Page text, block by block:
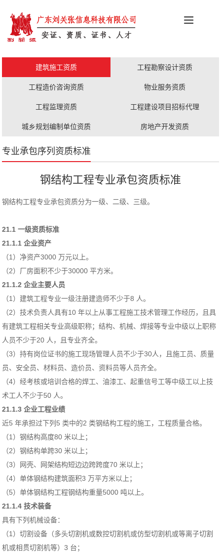
施工资质
科创政策
人才证书
建筑施工资质 工程勘察设计资质
工程造价咨询资质 物业服务资质
工程监理资质 工程建设项目招标代理
城乡规划编制单位资质 房地产开发资质
专业承包序列资质标准
钢结构工程专业承包资质标准
钢结构工程专业承包资质分为一级、二级、三级。
21.1 一级资质标准
21.1.1 企业资产
（1）净资产3000 万元以上。
（2）厂房面积不少于30000 平方米。
21.1.2 企业主要人员
（1）建筑工程专业一级注册建造师不少于8 人。
（2）技术负责人具有10 年以上从事工程施工技术管理工作经历，且具
有建筑工程相关专业高级职称；结构、机械、焊接等专业中级以上职称
人员不少于20 人，且专业齐全。
（3）持有岗位证书的施工现场管理人员不少于30人，且施工员、质量
员、安全员、材料员、造价员、资料员等人员齐全。
（4）经考核或培训合格的焊工、油漆工、起重信号工等中级工以上技
术工人不少于50 人。
21.1.3 企业工程业绩
近5 年承担过下列5 类中的2 类钢结构工程的施工，工程质量合格。
（1）钢结构高度80 米以上；
（2）钢结构单跨30 米以上；
（3）网壳、网架结构短边边跨跨度70 米以上；
（4）单体钢结构建筑面积3 万平方米以上；
（5）单体钢结构工程钢结构重量5000 吨以上。
21.1.4 技术装备
具有下列机械设备：
（1）切割设备（多头切割机或数控切割机或仿型切割机或等离子切割
机或相贯切割机等）3 台；